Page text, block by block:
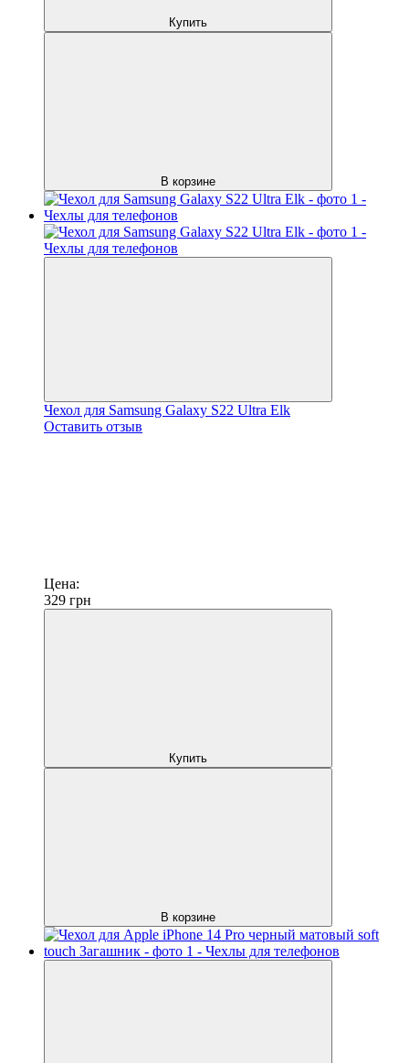
Купить
В корзине
Чехол для Samsung Galaxy S22 Ultra Elk
Оставить отзыв
Цена:
329 грн
Купить
В корзине